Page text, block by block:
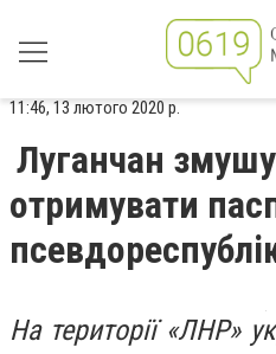
11:46, 13 лютого 2020 р.
Луганчан
отримувати
На території «ЛНР»